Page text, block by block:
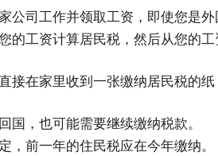
公司工作并领取工资，即使您是
的工资计算居民税，然后从您的
接在家里收到一张缴纳居民税的
国，也可能需要继续缴纳税款。
，前一年的住民税应在今年缴纳。